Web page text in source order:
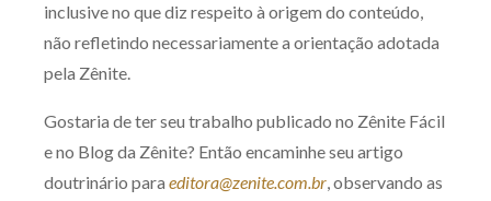
inclusive no que diz respeito à origem do conteúdo,
não refletindo necessariamente a orientação adotada
pela Zênite.
Gostaria de ter seu trabalho publicado no Zênite Fácil
e no Blog da Zênite? Então encaminhe seu artigo
doutrinário para editora@zenite.com.br, observando as